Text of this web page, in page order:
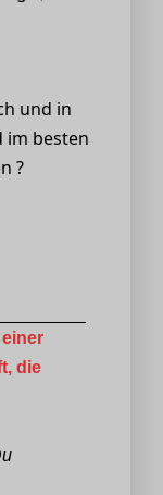
und in
im besten
?
die